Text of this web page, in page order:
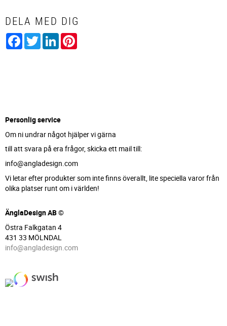
DELA MED DIG
Facebook
TwitterLinkedIn
Personlig service
Om ni undrar något hjälper vi gärna
till att svara på era frågor, skicka ett mail till:
info@angladesign.com
Vi letar efter produkter som inte finns överallt, lite speciella varor från
olika platser runt om i världen!
ÄnglaDesign AB ©
Östra Falkgatan 4
431 33 MÖLNDAL
info@angladesign.com